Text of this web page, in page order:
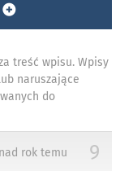
treść wpisu. Wpisy
naruszające
do
9
rok temu